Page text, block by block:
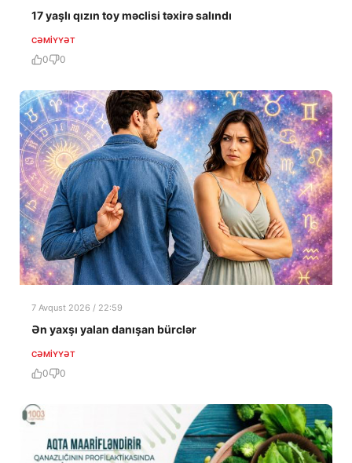
17 yaşlı qızın toy məclisi təxirə salındı
CƏMIYYƏT
0 0
7 Avqust 2026 / 22:59
Ən yaxşı yalan danışan bürclər
CƏMIYYƏT
0 0